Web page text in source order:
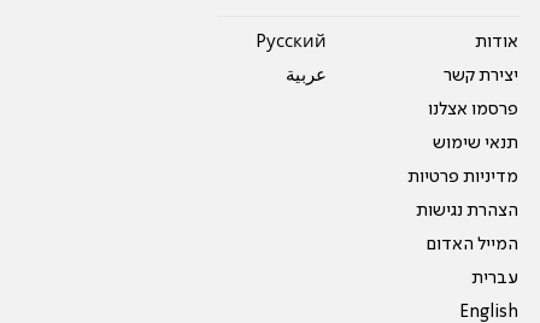
אודות
יצירת קשר
פרסמו אצלנו
תנאי שימוש
מדיניות פרטיות
הצהרת נגישות
המייל האדום
עברית
English
Pусский
عربية